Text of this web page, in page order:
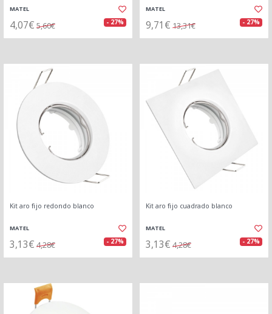
MATEL
4,07€ 5,60€ - 27%
MATEL
9,71€ 13,31€ - 27%
Kit aro fijo redondo blanco
MATEL
3,13€ 4,28€ - 27%
Kit aro fijo cuadrado blanco
MATEL
3,13€ 4,28€ - 27%